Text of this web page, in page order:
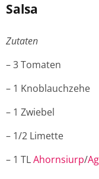
Salsa
Zutaten
– 3 Tomaten
– 1 Knoblauchzehe
– 1 Zwiebel
– 1/2 Limette
– 1 TLAhornsiurp/